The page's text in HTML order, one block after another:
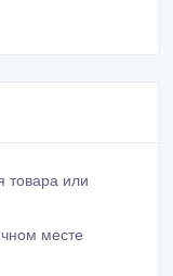
товара или
месте